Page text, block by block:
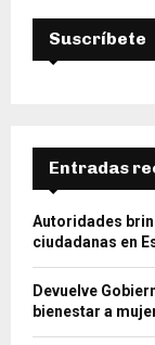
Suscríbete
Entradas
Autoridades
ciudadanas en
Devuelve
bienestar a